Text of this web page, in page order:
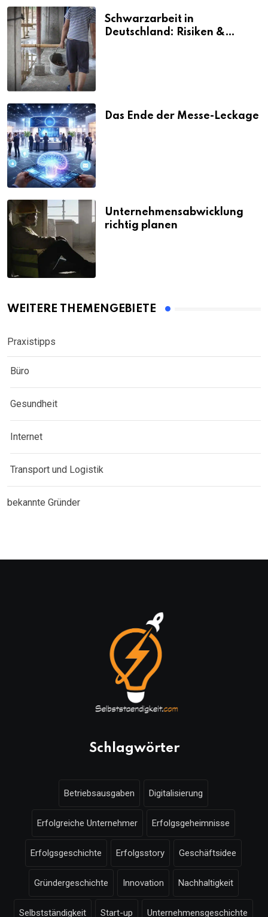
Schwarzarbeit in
Deutschland: Risiken &
Das Ende der Messe-Leckage
Unternehmensabwicklung
richtig planen
WEITERE THEMENGEBIETE
Praxistipps
Büro
Gesundheit
Internet
Transport und Logistik
bekannte Gründer
Schlagwörter
Betriebsausgaben Digitalisierung
Erfolgreiche Unternehmer Erfolgsgeheimnisse
Erfolgsgeschichte Erfolgsstory Geschäftsidee
Gründergeschichte Innovation Nachhaltigkeit
Selbstständigkeit Start-up Unternehmensgeschichte